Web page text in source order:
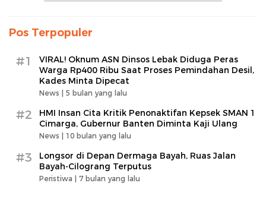
Pos Terpopuler
#1
VIRAL! Oknum ASN Dinsos Lebak Diduga Peras
Warga Rp400 Ribu Saat Proses Pemindahan Desil,
Kades Minta Dipecat
News | 5 bulan yang lalu
#2
HMI Insan Cita Kritik Penonaktifan Kepsek SMAN 1
Cimarga, Gubernur Banten Diminta Kaji Ulang
News | 10 bulan yang lalu
#3
Longsor di Depan Dermaga Bayah, Ruas Jalan
Bayah-Cilograng Terputus
Peristiwa | 7 bulan yang lalu